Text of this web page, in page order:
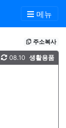
메뉴
주소복사
생활용품
08.10